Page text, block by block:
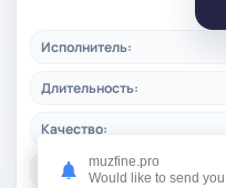
Исполнитель:
Длительность:
Качество:
Дата релиза:muzfine.pro
Would like to send